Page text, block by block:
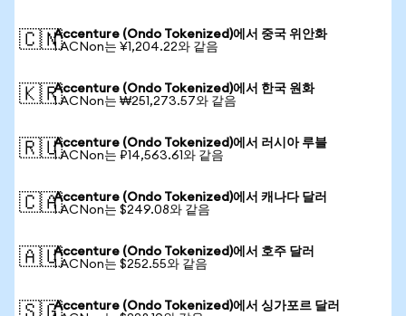
🇨🇳Accenture (Ondo Tokenized)에서 중국 위안화
1 ACNon는 ¥1,204.22와 같음
🇰🇷Accenture (Ondo Tokenized)에서 한국 원화
1 ACNon는 ₩251,273.57와 같음
🇷🇺Accenture (Ondo Tokenized)에서 러시아 루블
1 ACNon는 ₽14,563.61와 같음
🇨🇦Accenture (Ondo Tokenized)에서 캐나다 달러
1 ACNon는 $249.08와 같음
🇦🇺Accenture (Ondo Tokenized)에서 호주 달러
1 ACNon는 $252.55와 같음
Accenture (Ondo Tokenized)에서 싱가포르 달러